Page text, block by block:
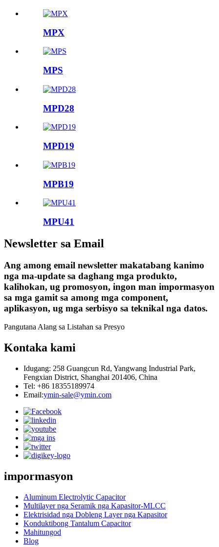
MPX
MPS
MPD28
MPD19
MPB19
MPU41
Newsletter sa Email
Ang among email newsletter makatabang kanimo
nga ma-update sa daghang mga produkto,
kalihokan, ug promosyon, ingon man impormasyon
sa mga gamit sa among mga component,
aplikasyon, ug mga serbisyo sa teknikal nga datos.
Pangutana Alang sa Listahan sa Presyo
Kontaka kami
Idugang: 258 Guangcun Rd, Yangwang Industrial Park,
Fengxian District, Shanghai 201406, China
Tel: +86 18355189974
Email:ymin-sale@ymin.com
impormasyon
Aluminum Electrolytic Capacitor
Multilayer nga Seramik nga Kapasitor-MLCC
Elektrisidad nga Dobleng Layer nga Kapasitor
Konduktibong Tantalum Capacitor
Mahitungod
Blog